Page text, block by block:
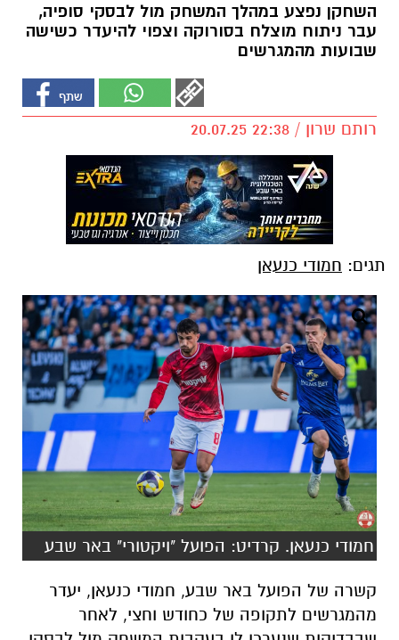
השחקן נפצע במהלך המשחק מול לבסקי סופיה,
עבר ניתוח מוצלח בסורוקה וצפוי להיעדר כשישה
שבועות מהמגרשים
רותם שרון / 22:38 20.07.25
תגים: חמודי כנעאן
חמודי כנעאן. קרדיט: הפועל "ויקטורי" באר שבע
קשרה של הפועל באר שבע, חמודי כנעאן, יעדר
מהמגרשים לתקופה של כחודש וחצי, לאחר